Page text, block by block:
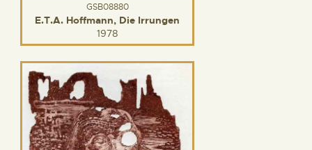
GSB08880
E.T.A. Hoffmann, Die Irrungen
1978